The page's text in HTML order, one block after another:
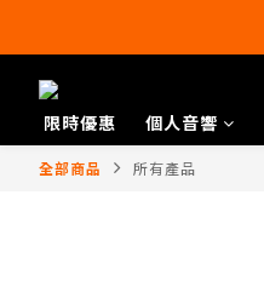
限時優惠
個人音響
全部商品 所有產品